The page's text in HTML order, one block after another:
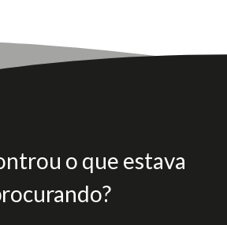
o que estava